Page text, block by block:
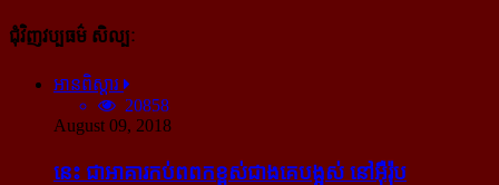
ជុំវិញវប្បធម៌ សិល្បៈ
អានពិស្ដារ
20858
August 09, 2018
នេះ ជា​អាគារ​កប់​ពពក​ខ្ពស់​ជាង​គេ​បង្អស់ នៅ​អ៊ឺរ៉ុប